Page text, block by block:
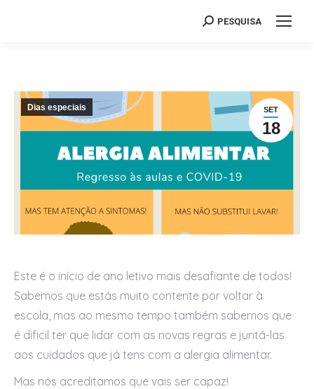
Search:
PESQUISA
SET
18
Dias especiais
Este é o início de ano letivo mais desafiante de todos!
Sabemos que estás muito contente por voltar à
escola, mas ao mesmo tempo também sabemos que
é dificil ter que lidar com as novas regras e juntá-las
aos cuidados que já tens com a alergia alimentar.
Mas nós acreditamos que vais ser capaz!